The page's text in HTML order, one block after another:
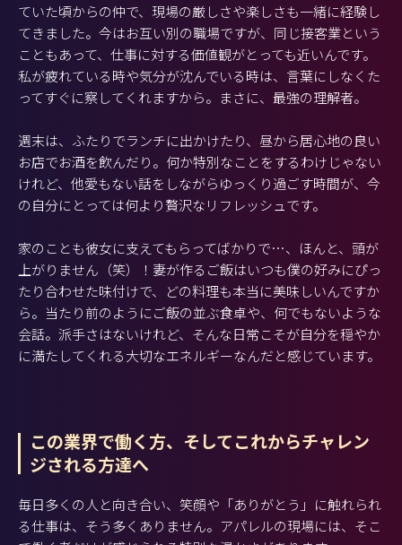
ていた頃からの仲で、現場の厳しさや楽しさも一緒に経験し
てきました。今はお互い別の職場ですが、同じ接客業という
こともあって、仕事に対する価値観がとっても近いんです。
私が疲れている時や気分が沈んでいる時は、言葉にしなくた
ってすぐに察してくれますから。まさに、最強の理解者。
週末は、ふたりでランチに出かけたり、昼から居心地の良い
お店でお酒を飲んだり。何か特別なことをするわけじゃない
けれど、他愛もない話をしながらゆっくり過ごす時間が、今
の自分にとっては何より贅沢なリフレッシュです。
家のことも彼女に支えてもらってばかりで…、ほんと、頭が
上がりません（笑）！妻が作るご飯はいつも僕の好みにぴっ
たり合わせた味付けで、どの料理も本当に美味しいんですか
ら。当たり前のようにご飯の並ぶ食卓や、何でもないような
会話。派手さはないけれど、そんな日常こそが自分を穏やか
に満たしてくれる大切なエネルギーなんだと感じています。
この業界で働く方、そしてこれからチャレン
ジされる方達へ
毎日多くの人と向き合い、笑顔や「ありがとう」に触れられ
る仕事は、そう多くありません。アパレルの現場には、そこ